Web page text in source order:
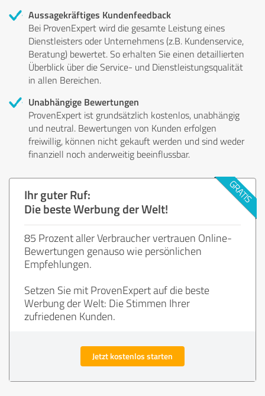
Aussagekräftiges Kundenfeedback
Bei ProvenExpert wird die gesamte Leistung eines
Dienstleisters oder Unternehmens (z.B. Kundenservice,
Beratung) bewertet. So erhalten Sie einen detaillierten
Überblick über die Service- und Dienstleistungsqualität
in allen Bereichen.
Unabhängige Bewertungen
ProvenExpert ist grundsätzlich kostenlos, unabhängig
und neutral. Bewertungen von Kunden erfolgen
freiwillig, können nicht gekauft werden und sind weder
finanziell noch anderweitig beeinflussbar.
Ihr guter Ruf:
Die beste Werbung der Welt!
85 Prozent aller Verbraucher vertrauen Online-
Bewertungen genauso wie persönlichen
Empfehlungen.
Setzen Sie mit ProvenExpert auf die beste
Werbung der Welt: Die Stimmen Ihrer
zufriedenen Kunden.
Jetzt kostenlos starten